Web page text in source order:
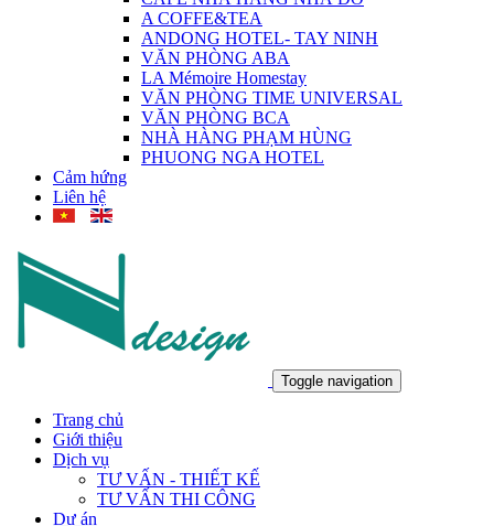
A COFFE&TEA
ANDONG HOTEL- TAY NINH
VĂN PHÒNG ABA
LA Mémoire Homestay
VĂN PHÒNG TIME UNIVERSAL
VĂN PHÒNG BCA
NHÀ HÀNG PHẠM HÙNG
PHUONG NGA HOTEL
Cảm hứng
Liên hệ
Toggle navigation
Trang chủ
Giới thiệu
Dịch vụ
TƯ VẤN - THIẾT KẾ
TƯ VẤN THI CÔNG
Dự án